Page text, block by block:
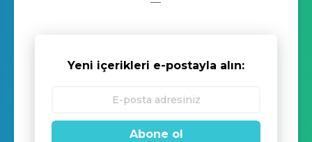
Yeni içerikleri e-postayla alın:
Abone ol